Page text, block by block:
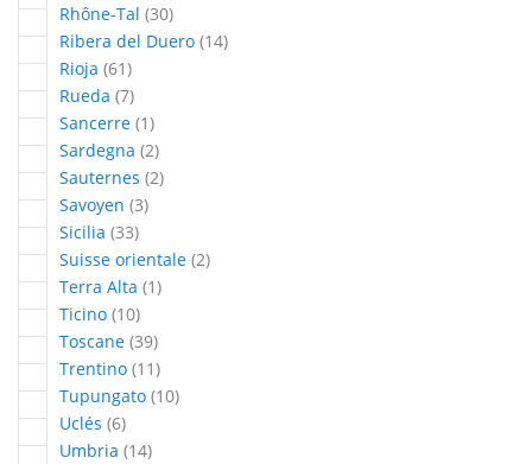
Rhône-Tal 30articles
Ribera del Duero 14articles
Rioja 61articles
Rueda 7articles
Sancerre 1article
Sardegna 2articles
Sauternes 2articles
Savoyen 3articles
Sicilia 33articles
Suisse orientale 2articles
Terra Alta 1article
Ticino 10articles
Toscane 39articles
Trentino 11articles
Tupungato 10articles
Uclés 6articles
Umbria 14articles